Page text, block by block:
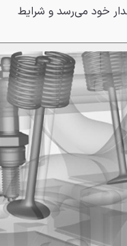
خود می‌رسد و شرایط